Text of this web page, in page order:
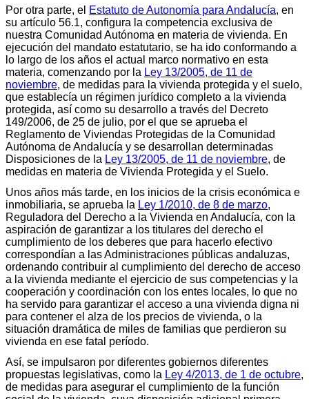
Por otra parte, el Estatuto de Autonomía para Andalucía, en
su artículo 56.1, configura la competencia exclusiva de
nuestra Comunidad Autónoma en materia de vivienda. En
ejecución del mandato estatutario, se ha ido conformando a
lo largo de los años el actual marco normativo en esta
materia, comenzando por la Ley 13/2005, de 11 de
noviembre, de medidas para la vivienda protegida y el suelo,
que establecía un régimen jurídico completo a la vivienda
protegida, así como su desarrollo a través del Decreto
149/2006, de 25 de julio, por el que se aprueba el
Reglamento de Viviendas Protegidas de la Comunidad
Autónoma de Andalucía y se desarrollan determinadas
Disposiciones de la Ley 13/2005, de 11 de noviembre, de
medidas en materia de Vivienda Protegida y el Suelo.
Unos años más tarde, en los inicios de la crisis económica e
inmobiliaria, se aprueba la Ley 1/2010, de 8 de marzo,
Reguladora del Derecho a la Vivienda en Andalucía, con la
aspiración de garantizar a los titulares del derecho el
cumplimiento de los deberes que para hacerlo efectivo
correspondían a las Administraciones públicas andaluzas,
ordenando contribuir al cumplimiento del derecho de acceso
a la vivienda mediante el ejercicio de sus competencias y la
cooperación y coordinación con los entes locales, lo que no
ha servido para garantizar el acceso a una vivienda digna ni
para contener el alza de los precios de vivienda, o la
situación dramática de miles de familias que perdieron su
vivienda en ese fatal período.
Así, se impulsaron por diferentes gobiernos diferentes
propuestas legislativas, como la Ley 4/2013, de 1 de octubre,
de medidas para asegurar el cumplimiento de la función